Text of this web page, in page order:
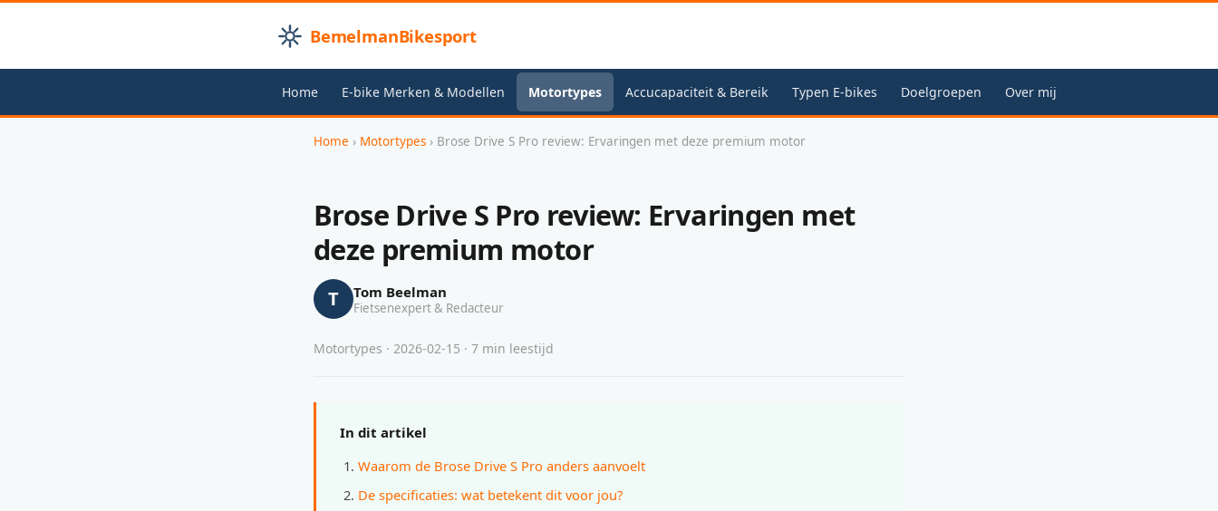
BemelmanBikesport
Home E-bike Merken & Modellen Motortypes Accucapaciteit & Bereik Typen E-bikes Doelgroepen Over mij
Home › Motortypes › Brose Drive S Pro review: Ervaringen met deze premium motor
Brose Drive S Pro review: Ervaringen met
deze premium motor
T Tom Beelman
Fietsenexpert & Redacteur
Motortypes · 2026-02-15 · 7 min leestijd
In dit artikel
Waarom de Brose Drive S Pro anders aanvoelt
De specificaties: wat betekent dit voor jou?